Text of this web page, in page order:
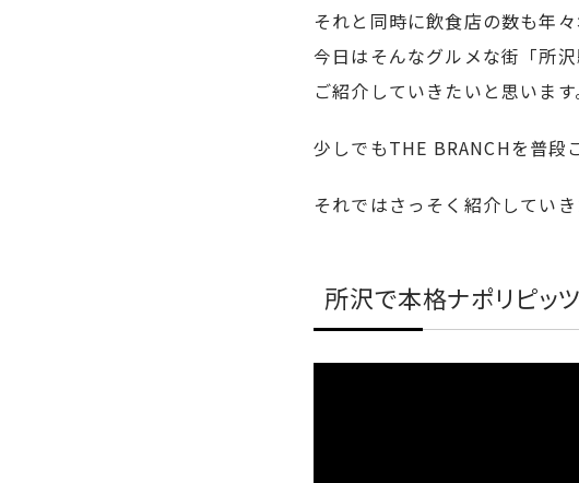
それと同時に飲食店の数も年
今日はそんなグルメな街「所
ご紹介していきたいと思います
少しでもTHE BRANCHを普段
それではさっそく紹介していき
所沢で本格ナポリピッ